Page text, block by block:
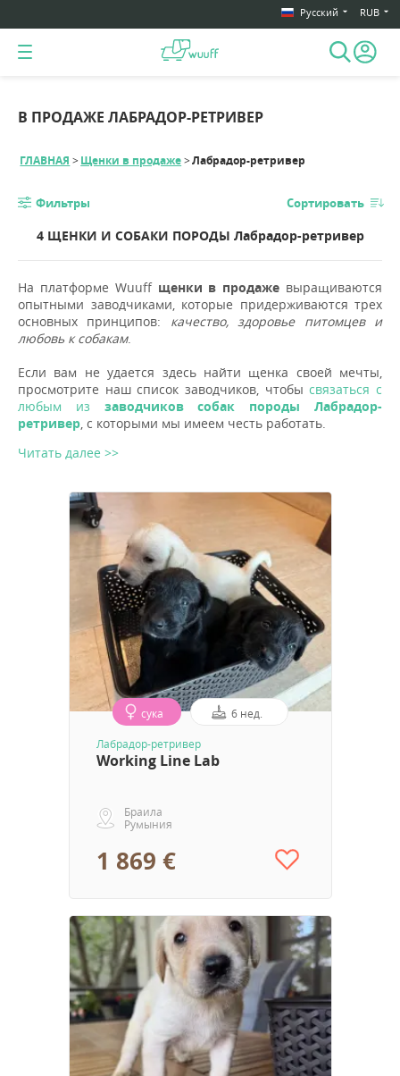
Русский RUB
В ПРОДАЖЕ ЛАБРАДОР-РЕТРИВЕР
ГЛАВНАЯ Щенки в продаже Лабрадор-ретривер
Фильтры Сортировать
4 ЩЕНКИ И СОБАКИ ПОРОДЫ Лабрадор-ретривер
На платформе Wuuff щенки в продаже выращиваются
опытными заводчиками, которые придерживаются трех
основных принципов: качество, здоровье питомцев и
любовь к собакам.
Если вам не удается здесь найти щенка своей мечты,
просмотрите наш список заводчиков, чтобысвязаться с
любым из заводчиков собак породы Лабрадор-
ретривер, с которыми мы имеем честь работать.
Читать далее >>
сука 6 нед.
Лабрадор-ретривер
Working Line Lab
Браила
Румыния
1 869 €